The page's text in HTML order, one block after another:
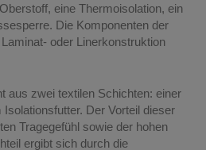
eine Thermoisolation, ein
Die Komponenten der
oder Linerkonstruktion
aus zwei textilen Schichten: einer
Der Vorteil dieser
Tragegefühl sowie der hohen
ergibt sich durch die